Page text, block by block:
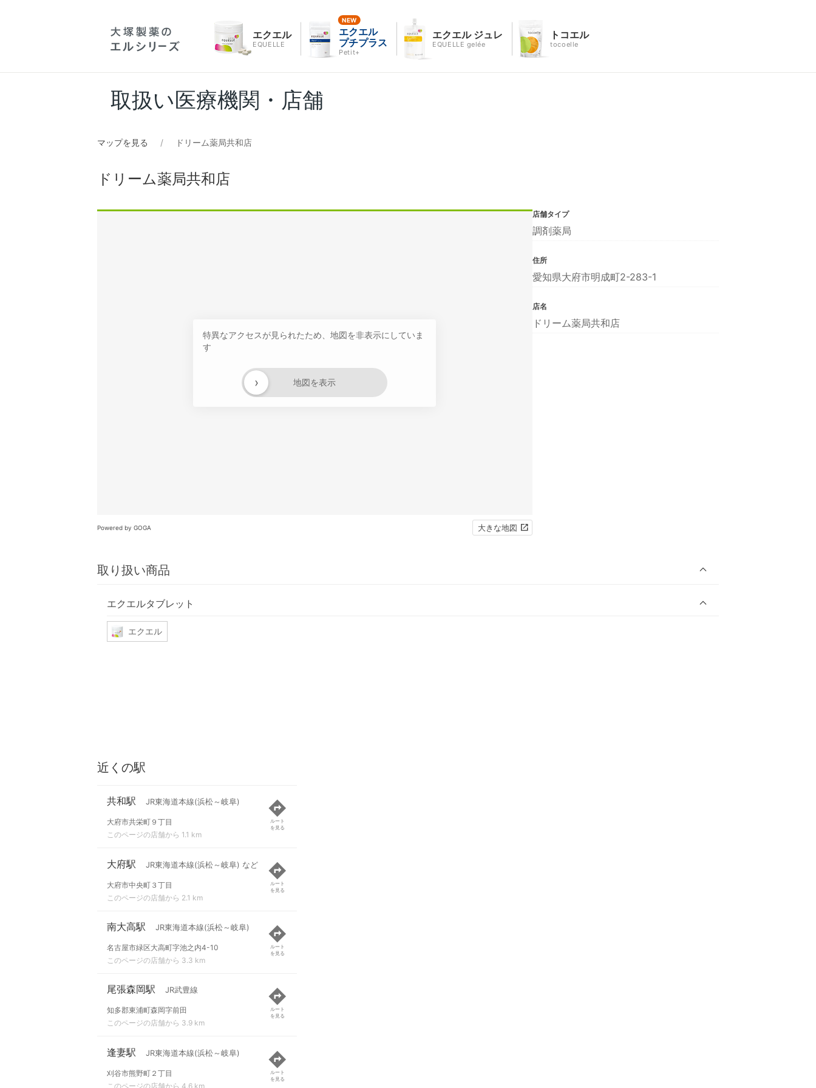
エクエル
EQUELLE
エクエル
プチプラス
Petit+
エクエル ジュレ
EQUELLE gelée
トコエル
tocoelle
取扱い医療機関・店舗
マップを見る ドリーム薬局共和店
ドリーム薬局共和店
特異なアクセスが見られたため、地図を非表示にしていま
す
地図を表示
›
Powered by GOGA 大きな地図
取り扱い商品
エクエルタブレット
エクエル
店舗タイプ
調剤薬局
住所
愛知県大府市明成町2-283-1
店名
ドリーム薬局共和店
近くの駅
共和駅 JR東海道本線(浜松～岐阜)
大府市共栄町９丁目
このページの店舗から 1.1 km
ルート
を見る
大府駅 JR東海道本線(浜松～岐阜) など
大府市中央町３丁目
このページの店舗から 2.1 km
ルート
を見る
南大高駅 JR東海道本線(浜松～岐阜)
名古屋市緑区大高町字池之内4-10
このページの店舗から 3.3 km
ルート
を見る
尾張森岡駅 JR武豊線
知多郡東浦町森岡字前田
このページの店舗から 3.9 km
ルート
を見る
逢妻駅 JR東海道本線(浜松～岐阜)
刈谷市熊野町２丁目
このページの店舗から 4.6 km
ルート
を見る